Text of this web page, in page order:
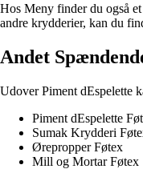
Hos Meny finder du også
andre krydderier, kan du
Andet
Udover Piment dEspelette
Piment dEspelette
Sumak Krydderi
Ørepropper Føtex
Mill og Mortar Føtex